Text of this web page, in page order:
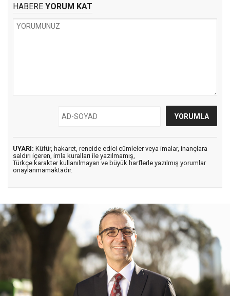
HABERE YORUM KAT
UYARI: Küfür, hakaret, rencide edici cümleler veya imalar, inançlara
saldırı içeren, imla kuralları ile yazılmamış,
Türkçe karakter kullanılmayan ve büyük harflerle yazılmış yorumlar
onaylanmamaktadır.